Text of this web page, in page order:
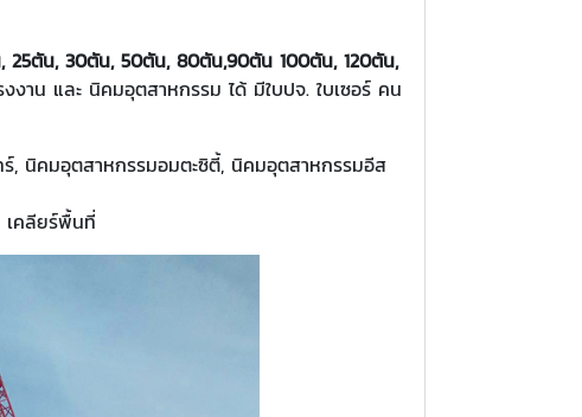
25ตัน, 30ตัน, 50ตัน, 80ตัน,90ตัน 100ตัน, 120ตัน,
าน และ นิคมอุตสาหกรรม ได้ มีใบปจ. ใบเซอร์ คน
, นิคมอุตสาหกรรมอมตะซิตี้, นิคมอุตสาหกรรมอีส
คลียร์พื้นที่